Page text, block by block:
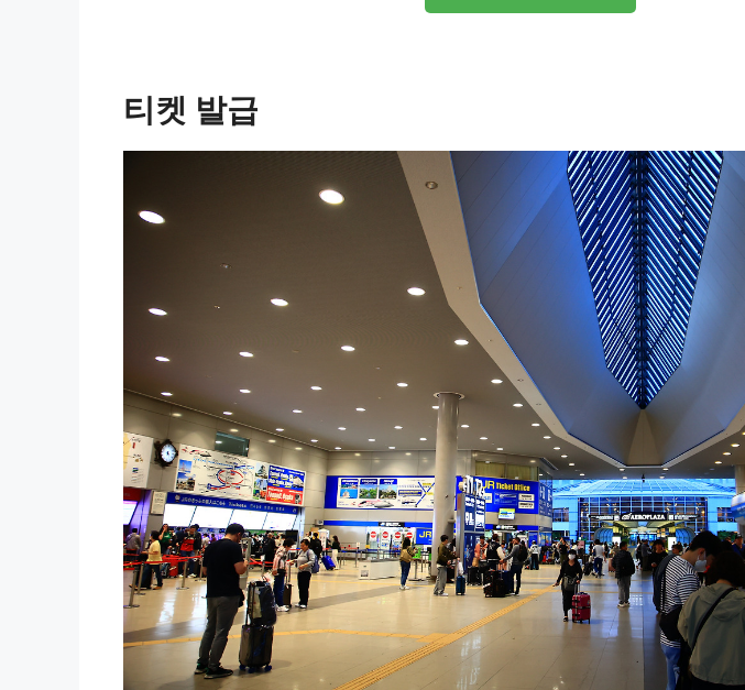
티켓 발급